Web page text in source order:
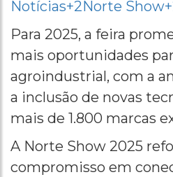
Notícias+2Norte
Para 2025, a feira
mais oportunidades
agroindustrial, com a
a inclusão de novas
mais de 1.800 marcas
A Norte Show 2025
compromisso em